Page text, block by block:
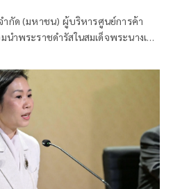
Memories ของทุก
กัด (มหาชน) ผู้บริหารศูนย์การค้า
ำพระราชดำรัสในสมเด็จพระนางเจ้า
ราชดำรัสตอนหนึ่งเมื่อครั้งสมเด็จ
บรมราชินีนาถ พระบรมราชชนนีพันปี
นเยือนอเมริกาและยุโรป นักข่าว
ทานสัมภาษณ์ถามพระองค์ว่า ทรง
ย์การค้าเซ็นทรัลพัฒนา ขอน้อมนำพระ
แรงบันดาลใจในการสร้างสรรค์
าของความรัก ความผูกพัน และความ
ก ผ่านแนวคิด "Proud Mom. Proud